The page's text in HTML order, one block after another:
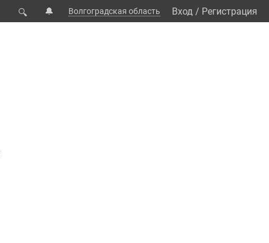
🔍 🔔 Волгоградская область Вход / Регистрация